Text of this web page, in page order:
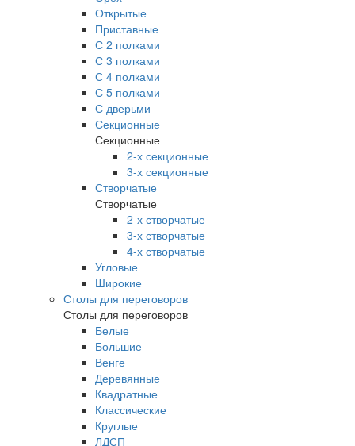
Открытые
Приставные
С 2 полками
С 3 полками
С 4 полками
С 5 полками
С дверьми
Секционные
Секционные
2-х секционные
3-х секционные
Створчатые
Створчатые
2-х створчатые
3-х створчатые
4-х створчатые
Угловые
Широкие
Столы для переговоров
Столы для переговоров
Белые
Большие
Венге
Деревянные
Квадратные
Классические
Круглые
ЛДСП